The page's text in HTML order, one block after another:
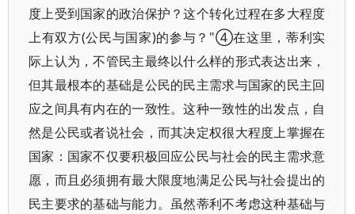
度上受到国家的政治保护？这个转化过程在多大程度
上有双方(公民与国家)的参与？"④在这里，蒂利实
际上认为，不管民主最终以什么样的形式表达出来，
但其最根本的基础是公民的民主需求与国家的民主回
应之间具有内在的一致性。这种一致性的出发点，自
然是公民或者说社会，而其决定权很大程度上掌握在
国家：国家不仅要积极回应公民与社会的民主需求意
愿，而且必须拥有最大限度地满足公民与社会提出的
民主要求的基础与能力。虽然蒂利不考虑这种基础与